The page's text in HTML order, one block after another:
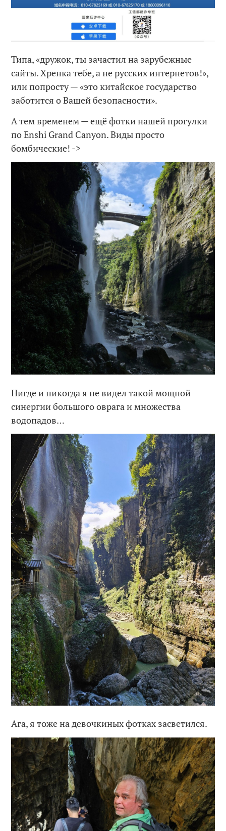
Типа, «дружок, ты зачастил на зарубежные
сайты. Хренка тебе, а не русских интернетов!»,
или попросту — «это китайское государство
заботится о Вашей безопасности».
А тем временем — ещё фотки нашей прогулки
по Enshi Grand Canyon. Виды просто
бомбические! ->
Нигде и никогда я не видел такой мощной
синергии большого оврага и множества
водопадов…
Ага, я тоже на девочкиных фотках засветился.